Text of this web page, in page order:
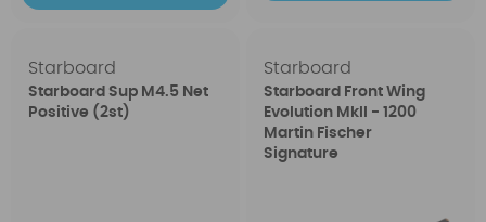
Starboard
Starboard Sup M4.5 Net
Positive (2st)
Starboard
Starboard Front Wing
Evolution MkII - 1200
Martin Fischer
Signature